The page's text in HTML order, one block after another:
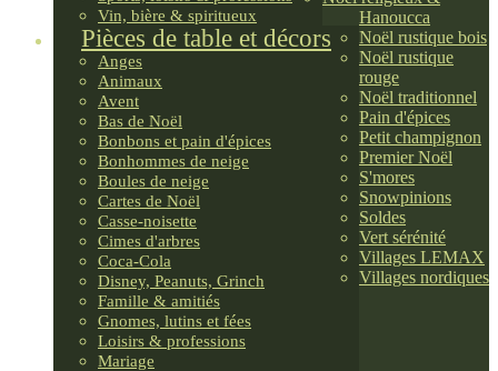
Vin, bière & spiritueux
Pièces de table et décors
Anges
Animaux
Avent
Bas de Noël
Bonbons et pain d'épices
Bonhommes de neige
Boules de neige
Cartes de Noël
Casse-noisette
Cimes d'arbres
Coca-Cola
Disney, Peanuts, Grinch
Famille & amitiés
Gnomes, lutins et fées
Loisirs & professions
Mariage
Hanoucca
Noël rustique bois
Noël rustique
rouge
Noël traditionnel
Pain d'épices
Petit champignon
Premier Noël
S'mores
Snowpinions
Soldes
Vert sérénité
Villages LEMAX
Villages nordiques